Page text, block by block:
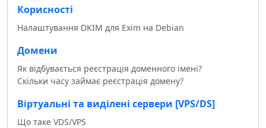
Корисності
Налаштування DKIM для Exim на Debian
Домени
Як відбувається реєстрація доменного імені?
Скільки часу займає реєстрація домену?
Віртуальні та виділені сервери [VPS/DS]
Що таке VDS/VPS